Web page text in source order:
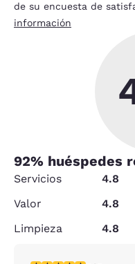
de su encuesta de
información
92% huéspedes
Servicios 4.8
Valor
4.8
Limpieza
4.8